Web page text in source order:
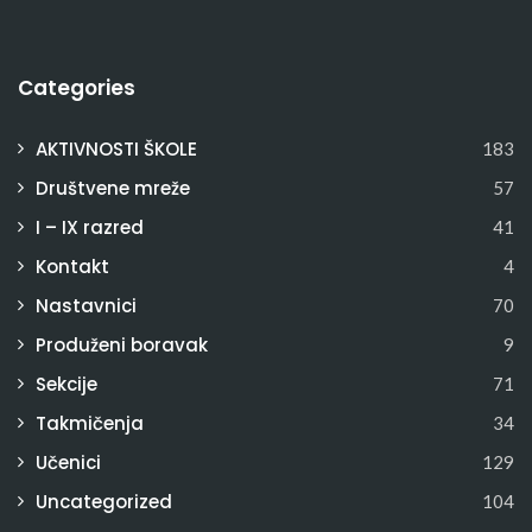
Categories
AKTIVNOSTI ŠKOLE 183
Društvene mreže 57
I – IX razred 41
Kontakt 4
Nastavnici 70
Produženi boravak 9
Sekcije 71
Takmičenja 34
Učenici 129
Uncategorized 104